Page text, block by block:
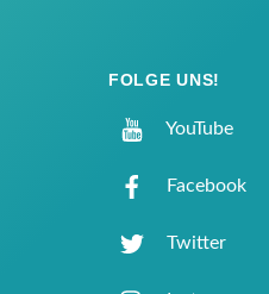
FOLGE UNS!
YouTube
Facebook
Twitter